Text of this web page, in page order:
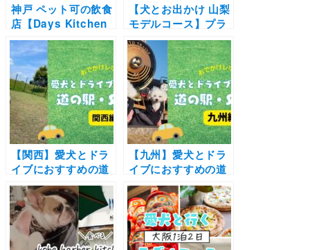
神戸 ペット可の飲食
店【Days Kitchen
Vegetable
Garden】野菜が主
役のガーデンレスト
ランで愛犬と一緒に
食事やカフェタイム
を楽しもう！
【犬とお出かけ 山梨
モデルコース】プラ
イベートドッグラン
付きのお部屋や富士
山を満喫！フジプレ
ミアムリゾート フォ
レストヴィレッジ〜
新倉山浅間公園〜
Happy Days Cafe
〜忍野八海コース
【関西】愛犬とドラ
イブにおすすめの道
の駅・SA特集！ドッ
グラン付きや一緒に
食事を楽しめるスポ
ットを紹介
【九州】愛犬とドラ
イブにおすすめの道
の駅・SA特集！ドッ
グラン併設や絶景ス
ポットが魅力の施設
をご紹介（おでかけ
レポートあり）